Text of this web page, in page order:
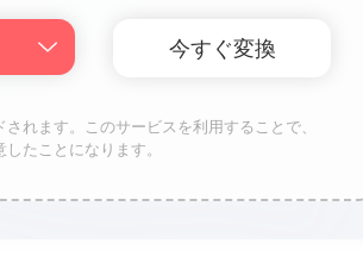
れます。このサービスを利用することで、
たことになります。